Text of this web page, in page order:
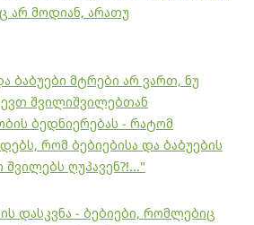
არ მოდიან, არათუ
ბაბუები მტრები არ ვართ, ნუ
შვილიშვილებთან
ბედნიერებას - რატომ
რომ ბებიებისა და ბაბუების
ღუპავენ?!..."
დასკვნა - ბებიები, რომლებიც